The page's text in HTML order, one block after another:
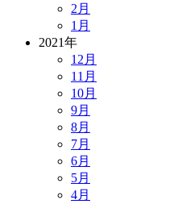
2月
1月
2021年
12月
11月
10月
9月
8月
7月
6月
5月
4月